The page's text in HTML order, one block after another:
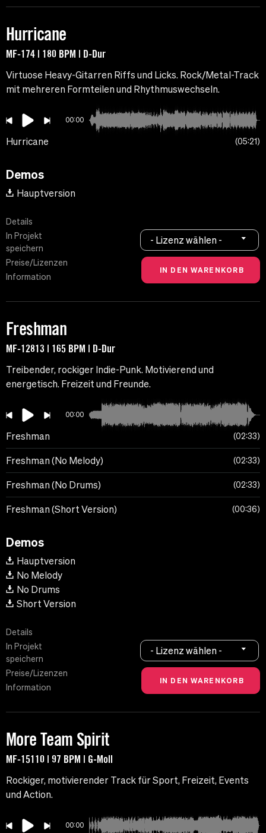
Hurricane
MF-174 | 180 BPM | D-Dur
Virtuose Heavy-Gitarren Riffs und Licks. Rock/Metal-Track
mit mehreren Formteilen und Rhythmuswechseln.
00:00
Hurricane 05:21
Demos
Hauptversion
Details
In Projekt
speichern
Preise/Lizenzen
Information
- Lizenz wählen -
Freshman
MF-12813 | 165 BPM | D-Dur
Treibender, rockiger Indie-Punk. Motivierend und
energetisch. Freizeit und Freunde.
00:00
Freshman 02:33
Freshman (No Melody) 02:33
Freshman (No Drums) 02:33
Freshman (Short Version) 00:36
Demos
Hauptversion
No Melody
No Drums
Short Version
Details
In Projekt
speichern
Preise/Lizenzen
Information
- Lizenz wählen -
More Team Spirit
MF-15110 | 97 BPM | G-Moll
Rockiger, motivierender Track für Sport, Freizeit, Events
und Action.
00:00